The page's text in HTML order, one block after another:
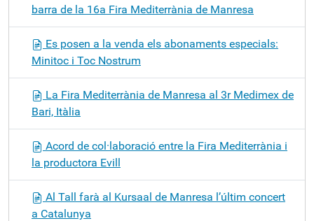
barra de la 16a Fira Mediterrània de Manresa
Es posen a la venda els abonaments especials:
Minitoc i Toc Nostrum
La Fira Mediterrània de Manresa al 3r Medimex de
Bari, Itàlia
Acord de col·laboració entre la Fira Mediterrània i
la productora Evill
Al Tall farà al Kursaal de Manresa l’últim concert
a Catalunya